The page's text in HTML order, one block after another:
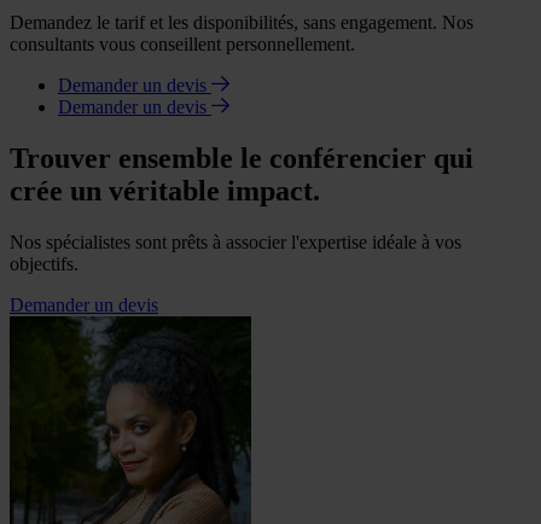
Demandez le tarif et les disponibilités, sans engagement. Nos
consultants vous conseillent personnellement.
Demander un devis
Demander un devis
Trouver ensemble le conférencier qui
crée un véritable impact.
Nos spécialistes sont prêts à associer l'expertise idéale à vos
objectifs.
Demander un devis